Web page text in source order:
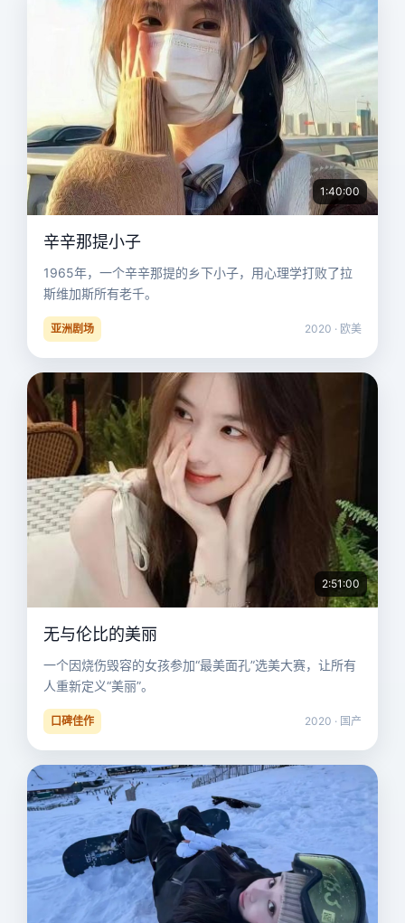
1:40:00
辛辛那提小子
1965年，一个辛辛那提的乡下小子，用心理学打败了拉
斯维加斯所有老千。
亚洲剧场 2020 · 欧美
2:51:00
无与伦比的美丽
一个因烧伤毁容的女孩参加“最美面孔”选美大赛，让所有
人重新定义“美丽”。
口碑佳作 2020 · 国产